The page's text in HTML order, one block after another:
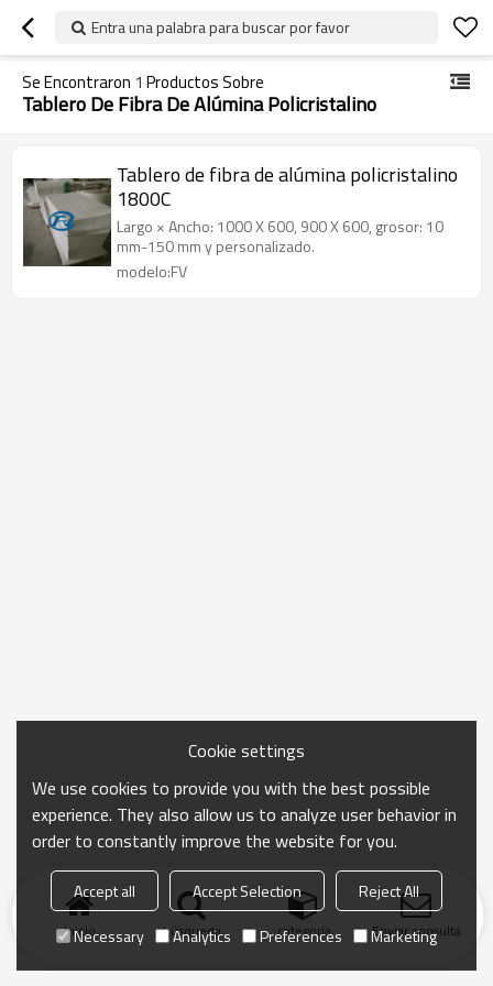
Entra una palabra para buscar por favor
Se Encontraron 1 Productos Sobre
Tablero De Fibra De Alúmina Policristalino
Tablero de fibra de alúmina policristalino
1800C
Largo × Ancho: 1000 X 600, 900 X 600, grosor: 10
mm-150 mm y personalizado.
modelo:FV
Inicio búsqueda categoría Enviar consulta
Cookie settings
We use cookies to provide you with the best possible
experience. They also allow us to analyze user behavior in
order to constantly improve the website for you.
Accept all Accept Selection
Reject All
Necessary
Analytics Preferences Marketing